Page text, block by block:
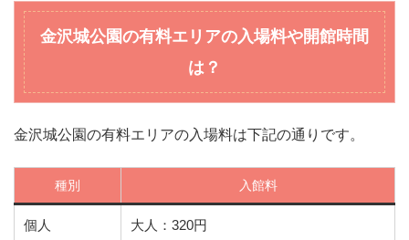
金沢城公園の有料エリアの入場料や開館時間
は？
金沢城公園の有料エリアの入場料は下記の通りです。
種別 入館料
個人
大人：320円